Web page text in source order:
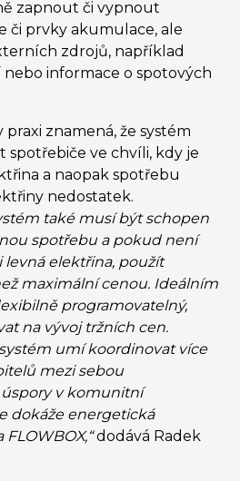
zapnout či vypnout
či prvky akumulace, ale
zdrojů, například
informace o spotových
znamená, že systém
spotřebiče ve chvíli, kdy je
a naopak spotřebu
nedostatek.
také musí být schopen
spotřebu a pokud není
levná elektřina, použít
maximální cenou. Ideálním
programovatelný,
na vývoj tržních cen.
umí koordinovat více
mezi sebou
v komunitní
dokáže energetická
dodává Radek